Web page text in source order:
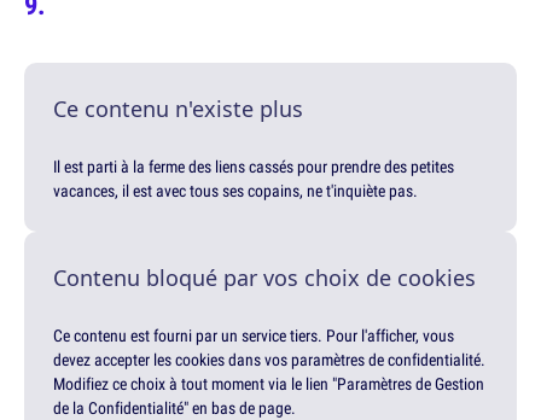
Ce contenu n'existe plus
Il est parti à la ferme des liens cassés pour prendre des petites
vacances, il est avec tous ses copains, ne t'inquiète pas.
Contenu bloqué par vos choix de cookies
Ce contenu est fourni par un service tiers. Pour l'afficher, vous
devez accepter les cookies dans vos paramètres de confidentialité.
Modifiez ce choix à tout moment via le lien "Paramètres de Gestion
de la Confidentialité" en bas de page.